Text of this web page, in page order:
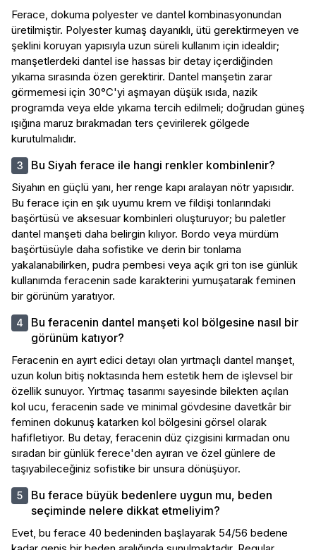
Ferace, dokuma polyester ve dantel kombinasyonundan
üretilmiştir. Polyester kumaş dayanıklı, ütü gerektirmeyen ve
şeklini koruyan yapısıyla uzun süreli kullanım için idealdir;
manşetlerdeki dantel ise hassas bir detay içerdiğinden
yıkama sırasında özen gerektirir. Dantel manşetin zarar
görmemesi için 30°C'yi aşmayan düşük ısıda, nazik
programda veya elde yıkama tercih edilmeli; doğrudan güneş
ışığına maruz bırakmadan ters çevirilerek gölgede
kurutulmalıdır.
Bu Siyah ferace ile hangi renkler kombinlenir?
Siyahın en güçlü yanı, her renge kapı aralayan nötr yapısıdır.
Bu ferace için en şık uyumu krem ve fildişi tonlarındaki
başörtüsü ve aksesuar kombinleri oluşturuyor; bu paletler
dantel manşeti daha belirgin kılıyor. Bordo veya mürdüm
başörtüsüyle daha sofistike ve derin bir tonlama
yakalanabilirken, pudra pembesi veya açık gri ton ise günlük
kullanımda feracenin sade karakterini yumuşatarak feminen
bir görünüm yaratıyor.
Bu feracenin dantel manşeti kol bölgesine nasıl bir
görünüm katıyor?
Feracenin en ayırt edici detayı olan yırtmaçlı dantel manşet,
uzun kolun bitiş noktasında hem estetik hem de işlevsel bir
özellik sunuyor. Yırtmaç tasarımı sayesinde bilekten açılan
kol ucu, feracenin sade ve minimal gövdesine davetkâr bir
feminen dokunuş katarken kol bölgesini görsel olarak
hafifletiyor. Bu detay, feracenin düz çizgisini kırmadan onu
sıradan bir günlük ferece'den ayıran ve özel günlere de
taşıyabileceğiniz sofistike bir unsura dönüşüyor.
Bu ferace büyük bedenlere uygun mu, beden
seçiminde nelere dikkat etmeliyim?
Evet, bu ferace 40 bedeninden başlayarak 54/56 bedene